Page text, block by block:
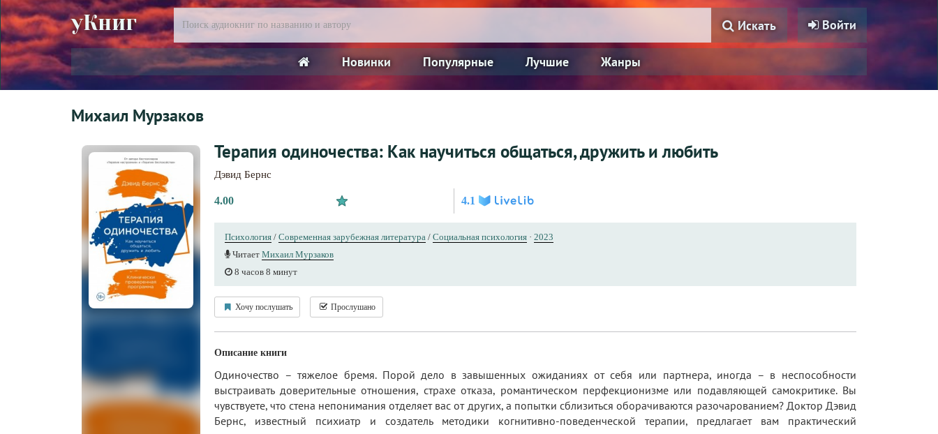
уКниг Войти
Искать
Новинки Популярные Лучшие Жанры
Михаил Мурзаков
Терапия одиночества: Как научиться общаться, дружить и любить
Дэвид Бернс
4.00 4.1
Психология / Современная зарубежная литература / Социальная психология · 2023
Читает Михаил Мурзаков
8 часов 8 минут
Хочу послушать Прослушано
Описание книги
Одиночество – тяжелое бремя. Порой дело в завышенных ожиданиях от себя или партнера, иногда – в неспособности
выстраивать доверительные отношения, страхе отказа, романтическом перфекционизме или подавляющей самокритике. Вы
чувствуете, что стена непонимания отделяет вас от других, а попытки сблизиться оборачиваются разочарованием? Доктор Дэвид
Бернс, известный психиатр и создатель методики когнитивно-поведенческой терапии, предлагает вам практический